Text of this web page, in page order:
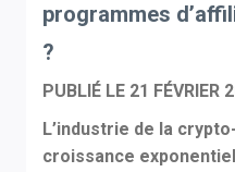
programmes
?
PUBLIÉ LE 21 FÉVRIER
L’industrie de la
croissance